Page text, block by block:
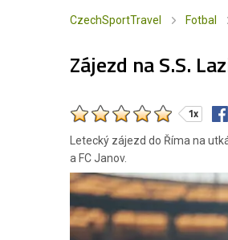
CzechSportTravel Fotbal
Zájezd na S.S.
1x
Letecký zájezd do Říma na
a FC Janov.